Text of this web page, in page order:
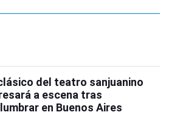
del teatro sanjuanino
a escena tras
en Buenos Aires